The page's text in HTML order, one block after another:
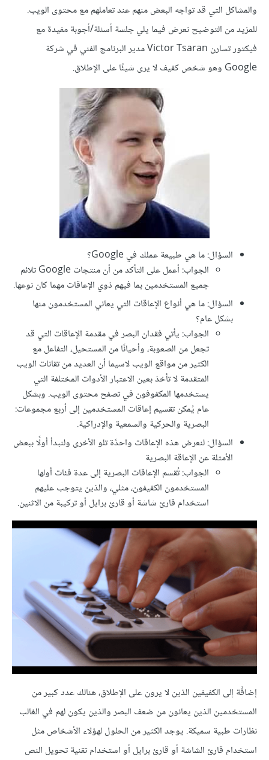
والمشاكل التي قد تواجه البعض منهم عند تعاملهم مع محتوى الويب.
للمزيد من التوضيح نعرض فيما يلي جلسة أسئلة/أجوبة مفيدة مع
فيكتور تسارن Victor Tsaran مدير البرنامج الفني في شركة
Google وهو شخص كفيف لا يرى شيئًا على الإطلاق.
السؤال: ما هي طبيعة عملك في Google؟
الجواب: أعمل على التأكد من أن منتجات Google تلائم
جميع المستخدمين بما فيهم ذوي الإعاقات مهما كان نوعها.
السؤال: ما هي أنواع الإعاقات التي يعاني المستخدمون منها
بشكل عام؟
الجواب: يأتي فقدان البصر في مقدمة الإعاقات التي قد
تجعل من الصعوبة، وأحيانًا من المستحيل، التفاعل مع
الكثير من مواقع الويب لاسيما أن العديد من تقانات الويب
المتقدمة لا تأخذ بعين الاعتبار الأدوات المختلفة التي
يستخدمها المكفوفون في تصفح محتوى الويب. وبشكل
عام يُمكن تقسيم إعاقات المستخدمين إلى أربع مجموعات:
البصرية والحركية والسمعية والإدراكية.
السؤال: لنعرض هذه الإعاقات واحدًة تلو الأخرى ولنبدأ أولًا ببعض
الأمثلة عن الإعاقة البصرية
الجواب: تُقسم الإعاقات البصرية إلى عدة فئات أولها
المستخدمون الكفيفون، مثلي، والذين يتوجب عليهم
استخدام قارئ شاشة أو قارئ برايل أو تركيبة من الاثنين.
إضافًة إلى الكفيفين الذين لا يرون على الإطلاق، هنالك عدد كبير من
المستخدمين الذين يعانون من ضعف البصر والذين يكون لهم في الغالب
نظارات طبية سميكة. يوجد الكثير من الحلول لهؤلاء الأشخاص مثل
استخدام قارئ الشاشة أو قارئ برايل أو استخدام تقنية تحويل النص